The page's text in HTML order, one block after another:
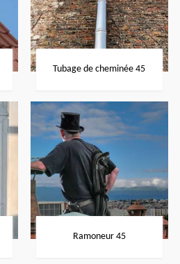
Tubage de cheminée 45
Ramoneur 45